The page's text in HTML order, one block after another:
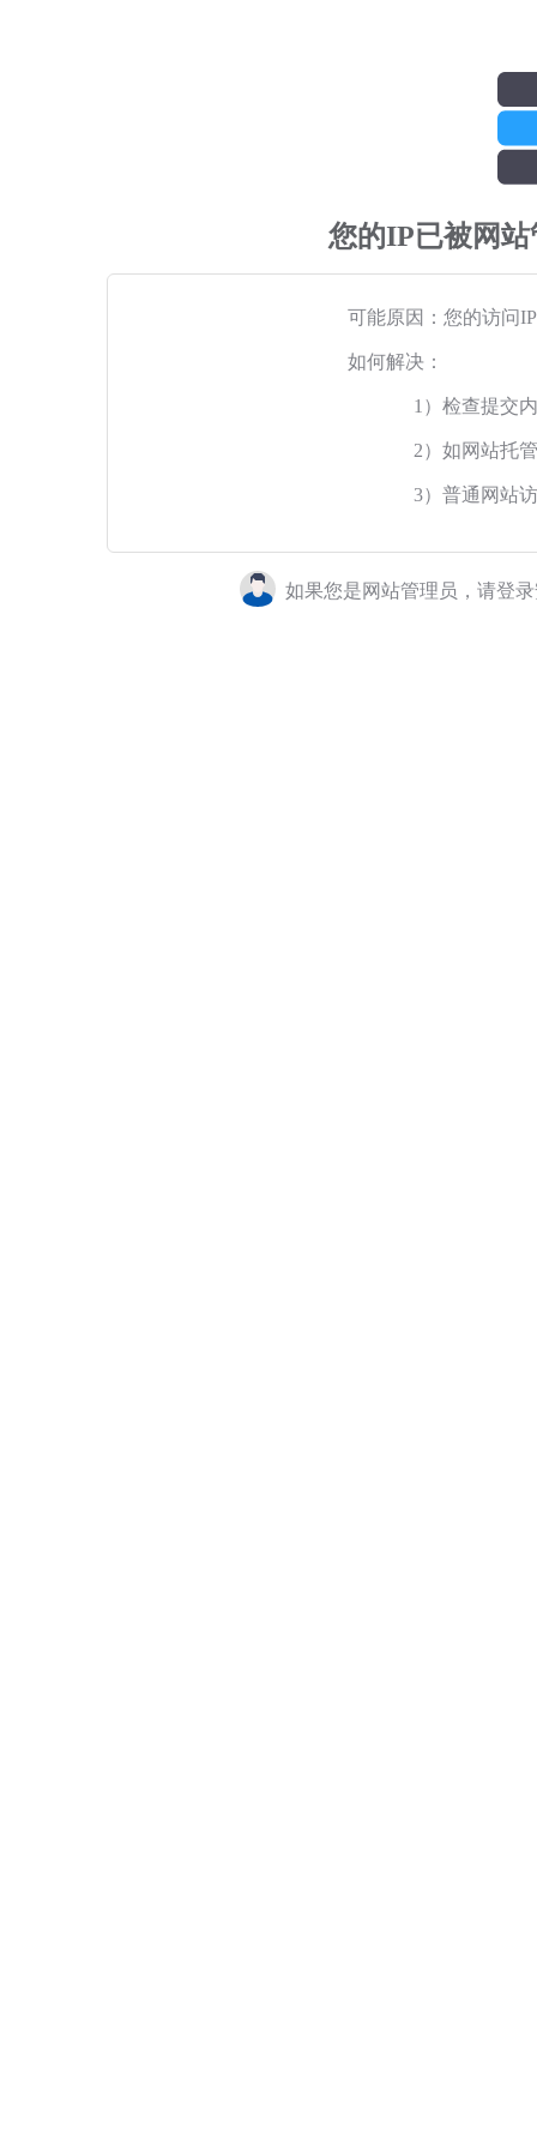
您的IP已被网
可能原因：您的访问
如何解决：
1）检查提交
2）如网站托
3）普通网站
如果您是网站管理员，请登